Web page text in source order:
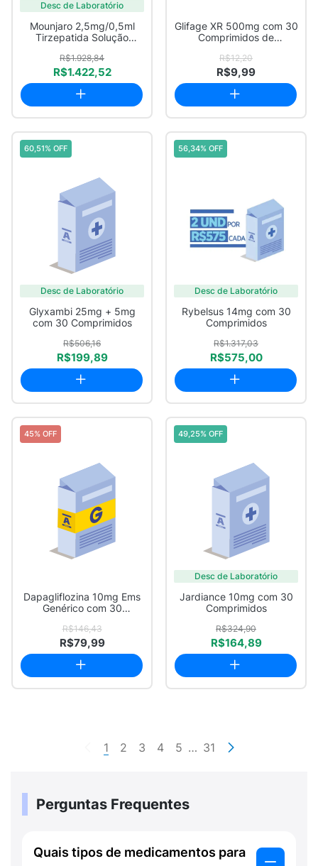
Desc de Laboratório
Mounjaro 2,5mg/0,5ml
Tirzepatida Solução
R$1.928,84
R$1.422,52
Glifage XR 500mg com 30
Comprimidos de
R$12,20
R$9,99
60,51% OFF
Desc de Laboratório
Glyxambi 25mg + 5mg
com 30 Comprimidos
R$506,16
R$199,89
56,34% OFF
Desc de Laboratório
Rybelsus 14mg com 30
Comprimidos
R$1.317,03
R$575,00
45% OFF
Dapagliflozina 10mg Ems
Genérico com 30
R$146,43
R$79,99
49,25% OFF
Desc de Laboratório
Jardiance 10mg com 30
Comprimidos
R$324,90
R$164,89
1 2 3 4 5 … 31
Perguntas Frequentes
Quais tipos de medicamentos para